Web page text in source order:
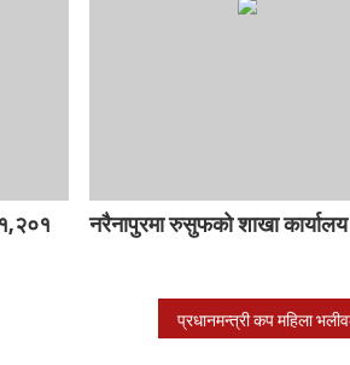
नरैनापुरमा रुसुफको शाखा कार्यालय